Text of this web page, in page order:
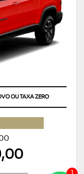
OU TAXA ZERO